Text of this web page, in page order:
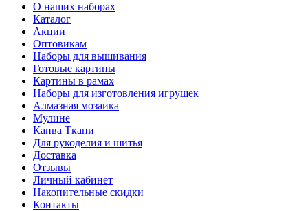
О наших наборах
Каталог
Акции
Оптовикам
Наборы для вышивания
Готовые картины
Картины в рамах
Наборы для изготовления игрушек
Алмазная мозаика
Мулине
Канва Ткани
Для рукоделия и шитья
Доставка
Отзывы
Личный кабинет
Накопительные скидки
Контакты